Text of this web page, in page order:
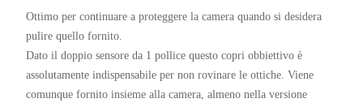
Ottimo per continuare a proteggere la camera quando si desidera
pulire quello fornito.
Dato il doppio sensore da 1 pollice questo copri obbiettivo è
assolutamente indispensabile per non rovinare le ottiche. Viene
comunque fornito insieme alla camera, almeno nella versione